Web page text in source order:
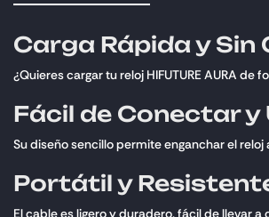
Carga Rápida y
¿Quieres cargar tu reloj HIFUTURE AURA
Fácil de Conectar y
Su diseño sencillo permite enganchar el
Portátil y
El cable es ligero y duradero, fácil de llevar